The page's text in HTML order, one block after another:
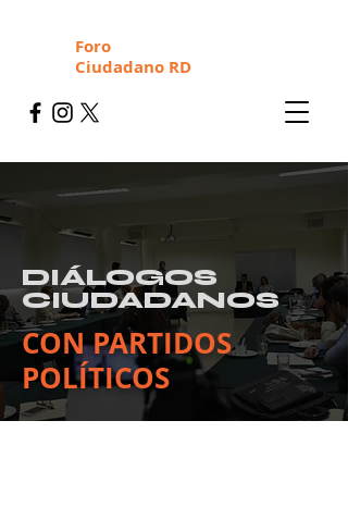
Foro
Ciudadano RD
DIÁLOGOS
CIUDADANOS
CON PARTIDOS
POLÍTICOS